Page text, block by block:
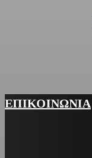
ΕΠΙΚΟΙΝΩΝΙΑ